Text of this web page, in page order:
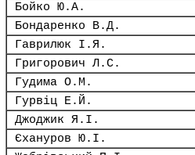
Бойко Ю.А.
Бондаренко В.Д.
Гаврилюк І.Я.
Григорович Л.С.
Гудима О.М.
Гурвіц Е.Й.
Джоджик Я.І.
Єхануров Ю.І.